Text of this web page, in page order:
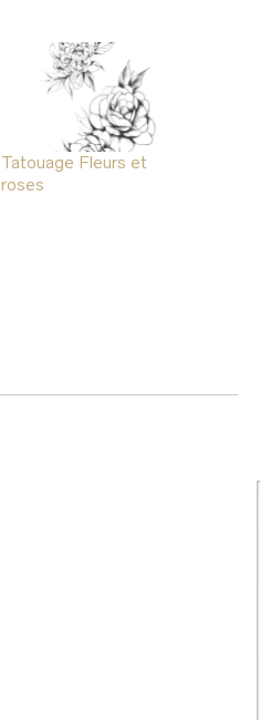
Tatouage Fleurs et
roses